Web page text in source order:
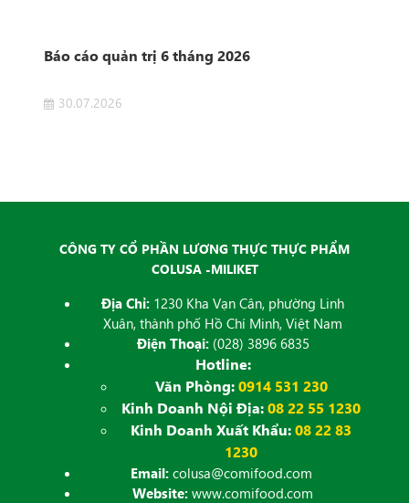
Báo cáo quản trị 6 tháng 2026
30.07.2026
CÔNG TY CỔ PHẦN LƯƠNG THỰC THỰC PHẨM
COLUSA -MILIKET
Địa Chỉ: 1230 Kha Vạn Cân, phường Linh
Xuân, thành phố Hồ Chí Minh, Việt Nam
Điện Thoại:(028) 3896 6835
Hotline:
Văn Phòng: 0914 531 230
Kinh Doanh Nội Địa:08 22 55 1230
Kinh Doanh Xuất Khẩu:08 22 83
1230
Email:colusa@comifood.com
Website: www.comifood.com